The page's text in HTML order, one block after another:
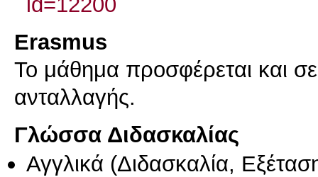
Erasmus
Το μάθημα προσφέρεται και
ανταλλαγής.
Γλώσσα Διδασκαλίας
Αγγλικά (Διδασκαλία,